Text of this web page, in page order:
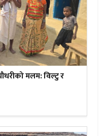
मलम: विल्टु र